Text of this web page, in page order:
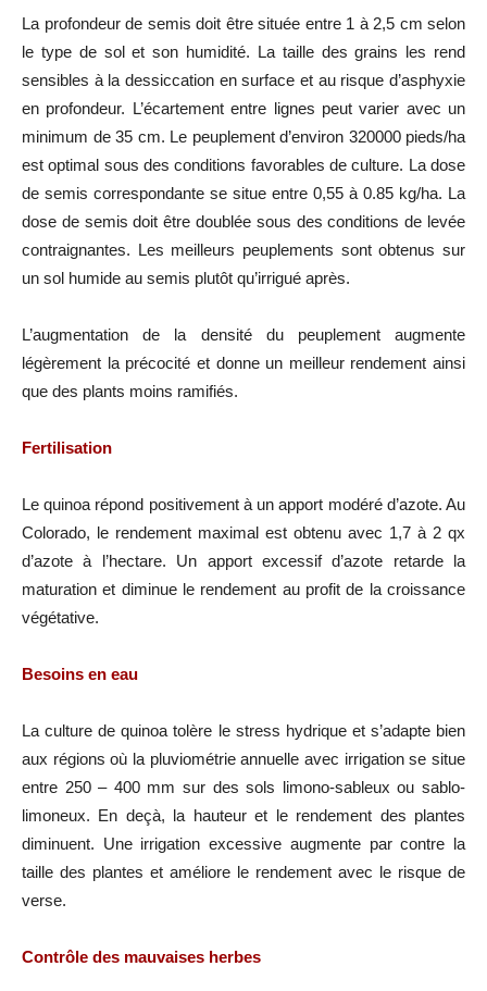
La profondeur de semis doit être située entre 1 à 2,5 cm selon
le type de sol et son humidité. La taille des grains les rend
sensibles à la dessiccation en surface et au risque d’asphyxie
en profondeur. L’écartement entre lignes peut varier avec un
minimum de 35 cm. Le peuplement d’environ 320000 pieds/ha
est optimal sous des conditions favorables de culture. La dose
de semis correspondante se situe entre 0,55 à 0.85 kg/ha. La
dose de semis doit être doublée sous des conditions de levée
contraignantes. Les meilleurs peuplements sont obtenus sur
un sol humide au semis plutôt qu’irrigué après.
L’augmentation de la densité du peuplement augmente
légèrement la précocité et donne un meilleur rendement ainsi
que des plants moins ramifiés.
Fertilisation
Le quinoa répond positivement à un apport modéré d’azote. Au
Colorado, le rendement maximal est obtenu avec 1,7 à 2 qx
d’azote à l’hectare. Un apport excessif d’azote retarde la
maturation et diminue le rendement au profit de la croissance
végétative.
Besoins en eau
La culture de quinoa tolère le stress hydrique et s’adapte bien
aux régions où la pluviométrie annuelle avec irrigation se situe
entre 250 – 400 mm sur des sols limono-sableux ou sablo-
limoneux. En deçà, la hauteur et le rendement des plantes
diminuent. Une irrigation excessive augmente par contre la
taille des plantes et améliore le rendement avec le risque de
verse.
Contrôle des mauvaises herbes